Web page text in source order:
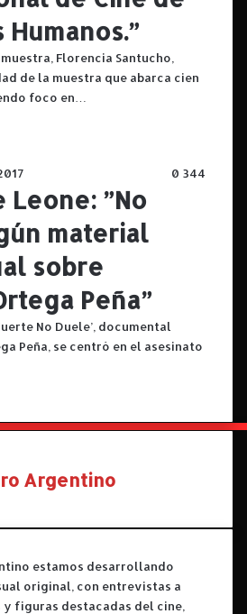
Florencia Santucho,
de la muestra que abarca cien
foco en…
0 344
Leone: ”No
material
sobre
Peña”
No Duele’, documental
Peña, se centró en el asesinato
Argentino
estamos desarrollando
original, con entrevistas a
figuras destacadas del cine,